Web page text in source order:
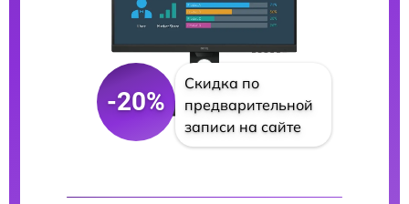
-20%
Скидка по
предварительной
записи на сайте